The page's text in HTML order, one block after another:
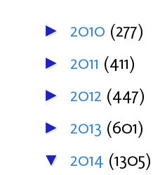
► 2010 (277)
► 2011 (411)
► 2012 (447)
► 2013 (601)
▼ 2014 (1305)